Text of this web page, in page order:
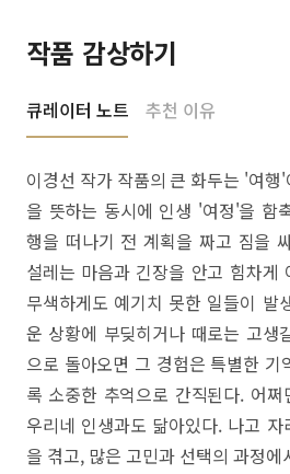
작품 감상하기
큐레이터 노트 추천 이유
이경선 작가 작품의 큰 화두는 '여
을 뜻하는 동시에 인생 '여정'을 함
행을 떠나기 전 계획을 짜고 짐을
설레는 마음과 긴장을 안고 힘차게
무색하게도 예기치 못한 일들이 발
운 상황에 부딪히거나 때로는 고생
으로 돌아오면 그 경험은 특별한 기
록 소중한 추억으로 간직된다. 어
우리네 인생과도 닮아있다. 나고
을 겪고, 많은 고민과 선택의 과정